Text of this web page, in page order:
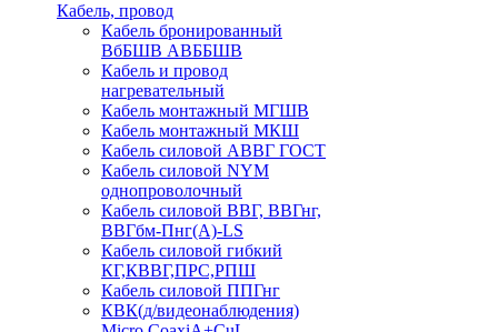
Кабель, провод
Кабель бронированный
ВбБШВ АВББШВ
Кабель и провод
нагревательный
Кабель монтажный МГШВ
Кабель монтажный МКШ
Кабель силовой АВВГ ГОСТ
Кабель силовой NYM
однопроволочный
Кабель силовой ВВГ, ВВГнг,
ВВГбм-Пнг(А)-LS
Кабель силовой гибкий
КГ,КВВГ,ПРС,РПШ
Кабель силовой ППГнг
КВК(д/видеонаблюдения)